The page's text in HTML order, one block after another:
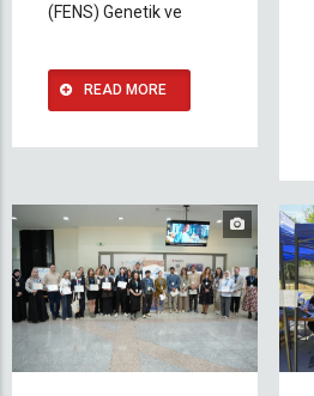
(FENS) Genetik ve
READ MORE